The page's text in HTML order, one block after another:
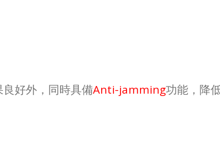
良好外，同時具備Anti-jamming功能，降